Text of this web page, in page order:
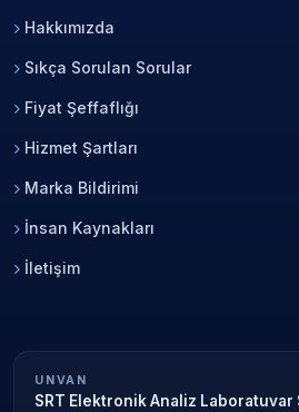
Hakkımızda
Sıkça Sorulan Sorular
Fiyat Şeffaflığı
Hizmet Şartları
Marka Bildirimi
İnsan Kaynakları
İletişim
UNVAN
SRT Elektronik Analiz Laboratuvar